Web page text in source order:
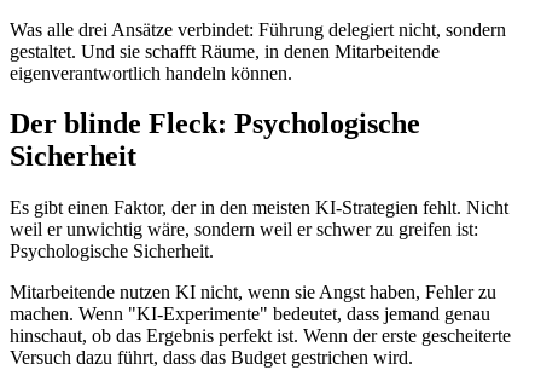
Was alle drei Ansätze verbindet: Führung delegiert nicht, sondern
gestaltet. Und sie schafft Räume, in denen Mitarbeitende
eigenverantwortlich handeln können.
Der blinde Fleck: Psychologische
Sicherheit
Es gibt einen Faktor, der in den meisten KI-Strategien fehlt. Nicht
weil er unwichtig wäre, sondern weil er schwer zu greifen ist:
Psychologische Sicherheit.
Mitarbeitende nutzen KI nicht, wenn sie Angst haben, Fehler zu
machen. Wenn "KI-Experimente" bedeutet, dass jemand genau
hinschaut, ob das Ergebnis perfekt ist. Wenn der erste gescheiterte
Versuch dazu führt, dass das Budget gestrichen wird.